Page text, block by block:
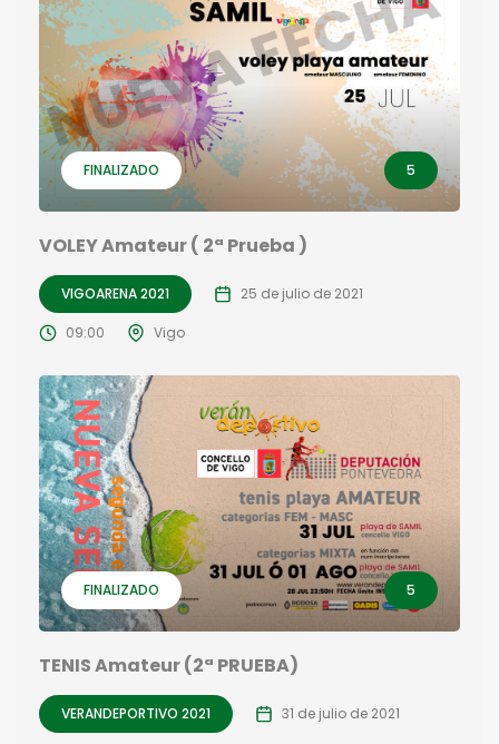
FINALIZADO 5
VOLEY Amateur ( 2ª Prueba )
VIGOARENA 2021 25 de julio de 2021
09:00 Vigo
FINALIZADO 5
TENIS Amateur (2ª PRUEBA)
VERANDEPORTIVO 2021 31 de julio de 2021